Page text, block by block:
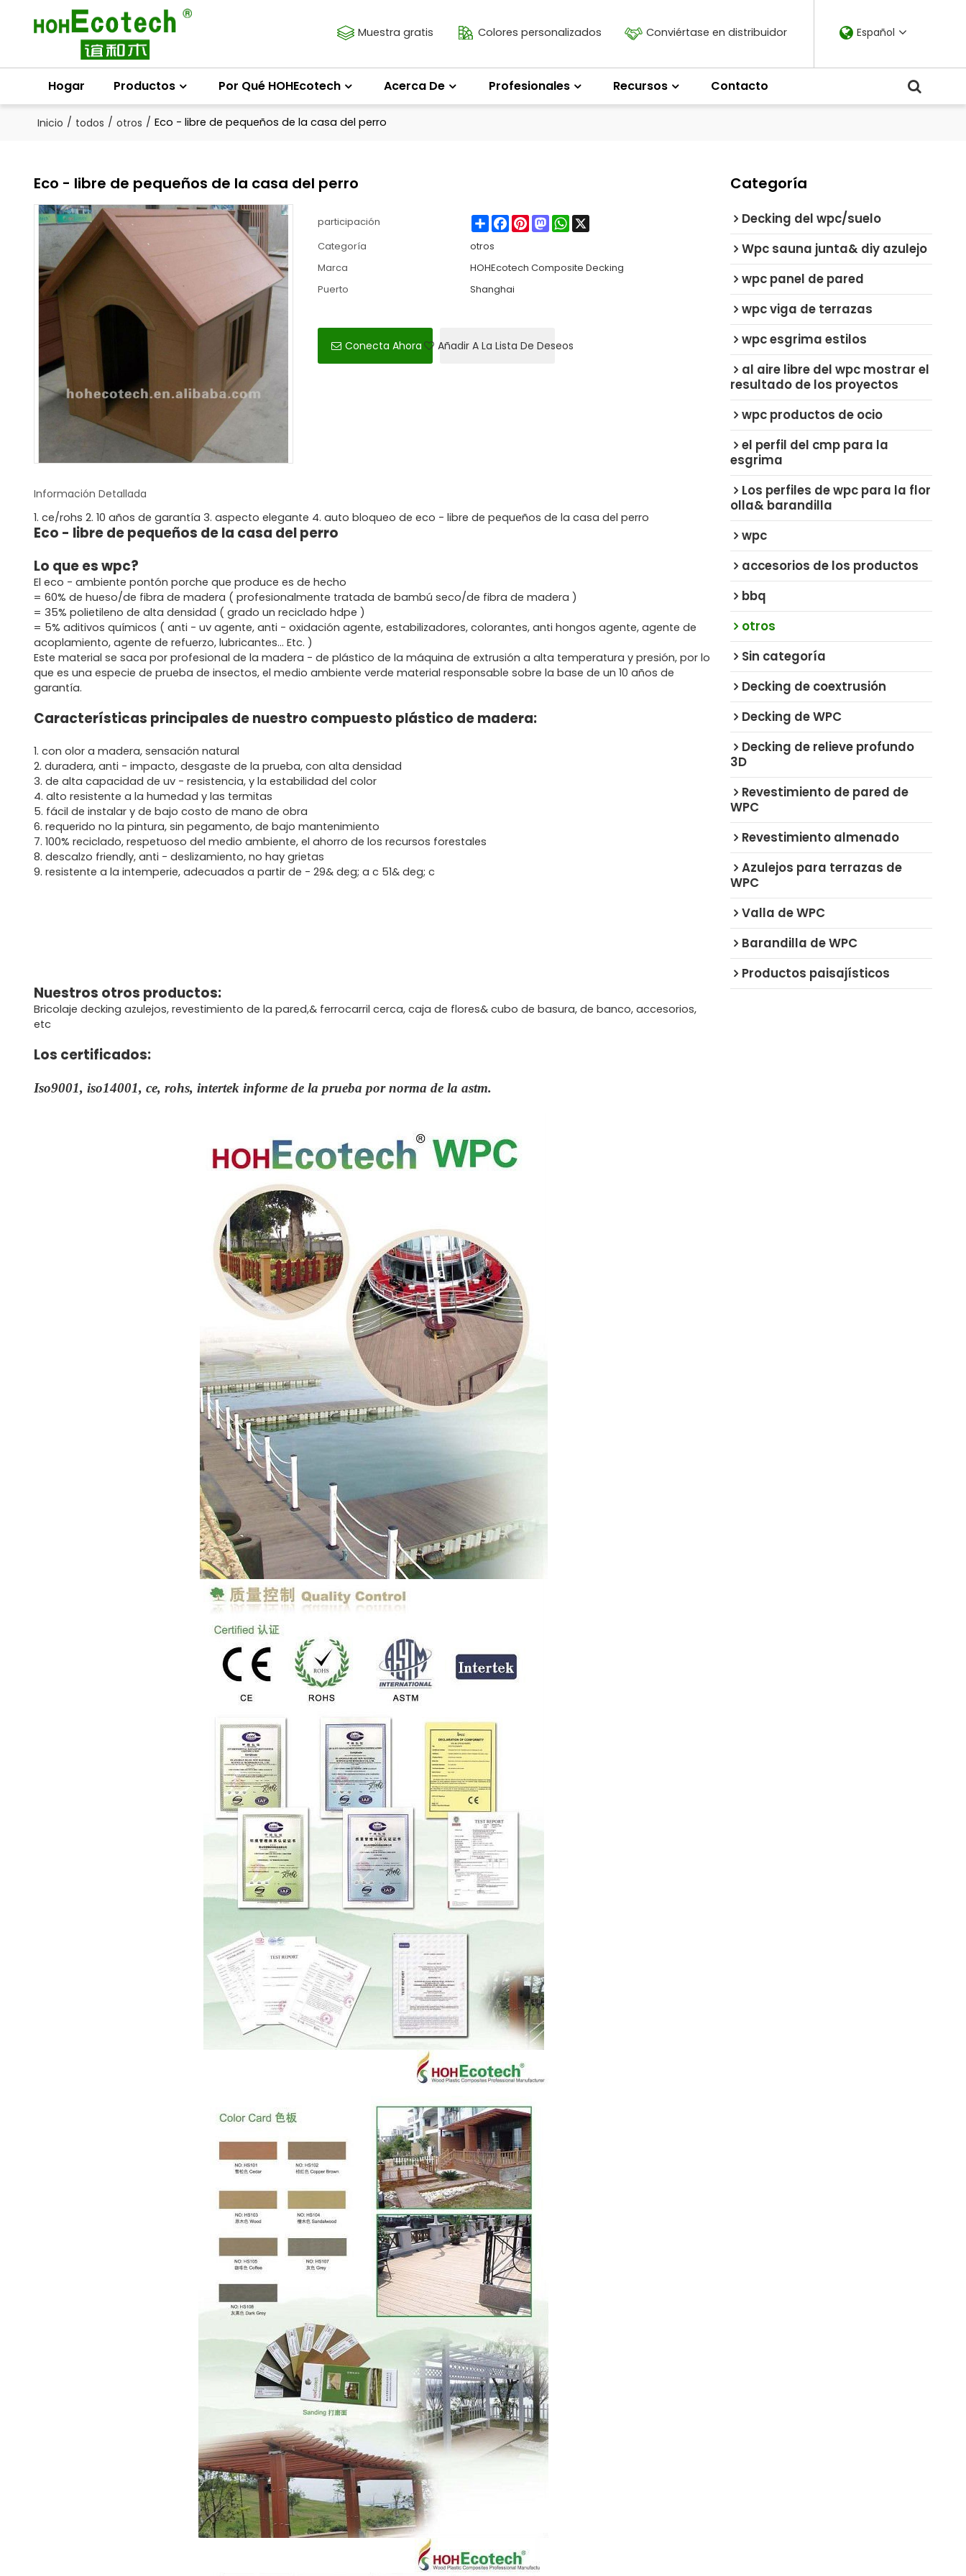
Muestra gratis Colores personalizados Conviértase en distribuidor
Hogar Productos Por Qué HOHEcotech Acerca De Profesionales Recursos Contacto
Español
Inicio / todos / otros / Eco - libre de pequeños de la casa del perro
Eco - libre de pequeños de la casa del perro
participación ShareFacebook
PinterestMastodonWhatsApp
Categoría
otros
Marca
HOHEcotech Composite Decking
Puerto
Shanghai
Conecta Ahora Añadir A La Lista De Deseos
Información Detallada
1. ce/rohs 2. 10 años de garantía 3. aspecto elegante 4. auto bloqueo de eco - libre de pequeños de la casa del perro
Eco - libre de pequeños de la casa del perro
Lo que es wpc?
El eco - ambiente pontón porche que produce es de hecho
= 60% de hueso/de fibra de madera ( profesionalmente tratada de bambú seco/de fibra de madera )
= 35% polietileno de alta densidad ( grado un reciclado hdpe )
= 5% aditivos químicos ( anti - uv agente, anti - oxidación agente, estabilizadores, colorantes, anti hongos agente, agente de
acoplamiento, agente de refuerzo, lubricantes... Etc. )
Este material se saca por profesional de la madera - de plástico de la máquina de extrusión a alta temperatura y presión, por lo
que es una especie de prueba de insectos, el medio ambiente verde material responsable sobre la base de un 10 años de
garantía.
Características principales de nuestro compuesto plástico de madera:
1. con olor a madera, sensación natural
2. duradera, anti - impacto, desgaste de la prueba, con alta densidad
3. de alta capacidad de uv - resistencia, y la estabilidad del color
4. alto resistente a la humedad y las termitas
5. fácil de instalar y de bajo costo de mano de obra
6. requerido no la pintura, sin pegamento, de bajo mantenimiento
7. 100% reciclado, respetuoso del medio ambiente, el ahorro de los recursos forestales
8. descalzo friendly, anti - deslizamiento, no hay grietas
9. resistente a la intemperie, adecuados a partir de - 29& deg; a c 51& deg; c
Nuestros otros productos:
Bricolaje decking azulejos, revestimiento de la pared,& ferrocarril cerca, caja de flores& cubo de basura, de banco, accesorios,
etc
Los certificados:
Iso9001, iso14001, ce, rohs, intertek informe de la prueba por norma de la astm.
Categoría
Decking del wpc/suelo
Wpc sauna junta& diy azulejo
wpc panel de pared
wpc viga de terrazas
wpc esgrima estilos
al aire libre del wpc mostrar el
resultado de los proyectos
wpc productos de ocio
el perfil del cmp para la
esgrima
Los perfiles de wpc para la flor
olla& barandilla
wpc
accesorios de los productos
bbq
otros
Sin categoría
Decking de coextrusión
Decking de WPC
Decking de relieve profundo
3D
Revestimiento de pared de
WPC
Revestimiento almenado
Azulejos para terrazas de
WPC
Valla de WPC
Barandilla de WPC
Productos paisajísticos